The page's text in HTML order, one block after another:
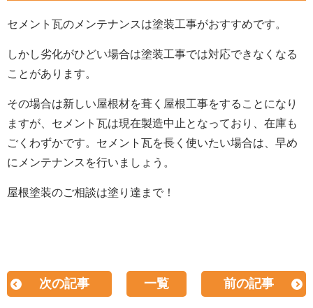
セメント瓦のメンテナンスは塗装工事がおすすめです。
しかし劣化がひどい場合は塗装工事では対応できなくなる
ことがあります。
その場合は新しい屋根材を葺く屋根工事をすることになり
ますが、セメント瓦は現在製造中止となっており、在庫も
ごくわずかです。セメント瓦を長く使いたい場合は、早め
にメンテナンスを行いましょう。
屋根塗装のご相談は塗り達まで！
次の記事 一覧 前の記事